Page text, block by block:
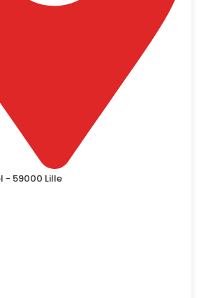
- 59000 Lille